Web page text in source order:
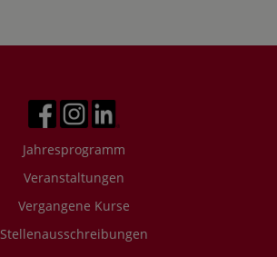
Jahresprogramm
Veranstaltungen
Vergangene Kurse
Stellenausschreibungen